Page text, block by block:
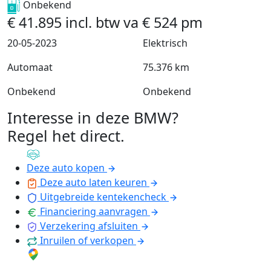
Onbekend
€41.895 incl. btwva € 524 pm
20-05-2023
Elektrisch
Automaat
75.376 km
Onbekend
Onbekend
Interesse in deze BMW?
Regel het direct.
Deze auto kopen
Deze auto laten keuren
Uitgebreide kentekencheck
Financiering aanvragen
Verzekering afsluiten
Inruilen of verkopen